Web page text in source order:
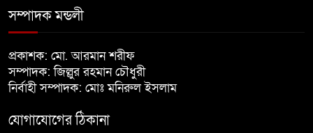
বিজয় দিবসের আগের রাতে বীর
মুক্তিযোদ্ধার কবরের ওপর আগুন
সম্পাদক মন্ডলী
প্রকাশক: মো. আরমান শরীফ
সম্পাদক: জিল্লুর রহমান চৌধুরী
নির্বাহী সম্পাদক: মোঃ মনিরুল ইসলাম
যোগাযোগের ঠিকানা